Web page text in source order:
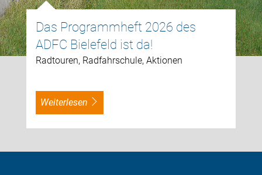
Das Programmheft 2026 des
ADFC Bielefeld ist da!
Radtouren, Radfahrschule, Aktionen
weiterlesen